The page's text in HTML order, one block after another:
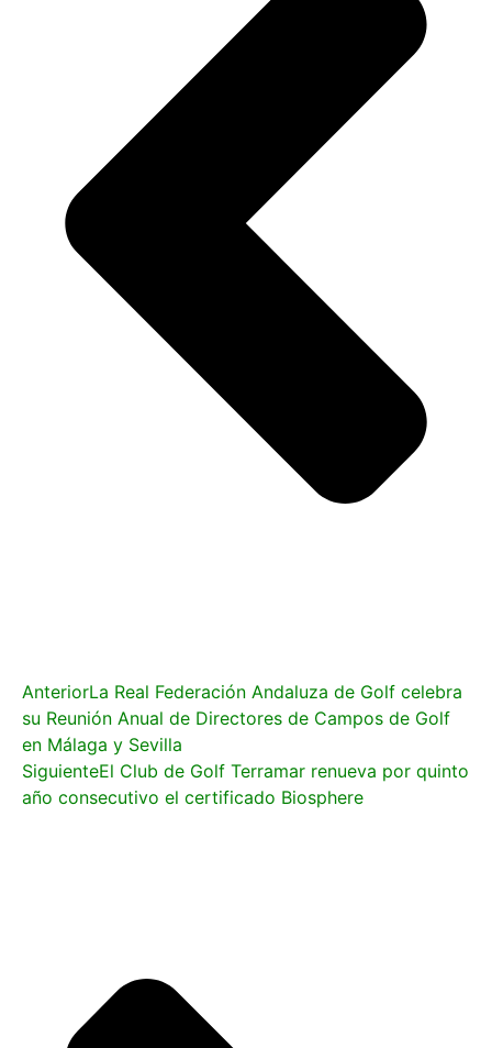
AnteriorLa Real Federación Andaluza de Golf celebra
su Reunión Anual de Directores de Campos de Golf
en Málaga y Sevilla
SiguienteEl Club de Golf Terramar renueva por quinto
año consecutivo el certificado Biosphere